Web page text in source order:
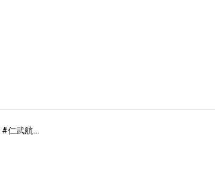
【 買房開箱｜仁武區透天】新龍街｜臨路漂亮大車墅 #仁武航太園區 #機能一級棒 #完整學區｜開價１５９８萬 ｜坐擁雙商圈｜交通便利｜完整學區｜適合三代同堂｜周邊生活機能一級棒